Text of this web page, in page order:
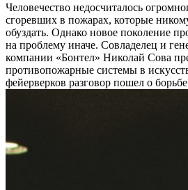
Человечество недосчиталось
сгоревших в пожарах, которые
обуздать. Однако новое поколение
на проблему иначе. Совладелец и
компании «Бонтел» Николай Сова
противопожарные системы в
фейерверков разговор пошел о